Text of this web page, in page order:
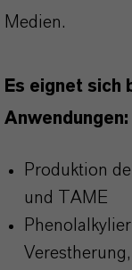
Medien.
Es eignet sich
Anwendungen:
Produktion
und TAME